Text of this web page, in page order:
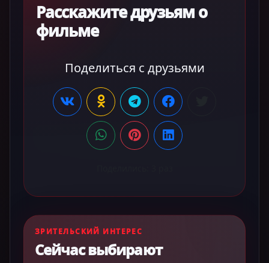
Расскажите друзьям о
фильме
Поделиться с друзьями
ЗРИТЕЛЬСКИЙ ИНТЕРЕС
Сейчас выбирают